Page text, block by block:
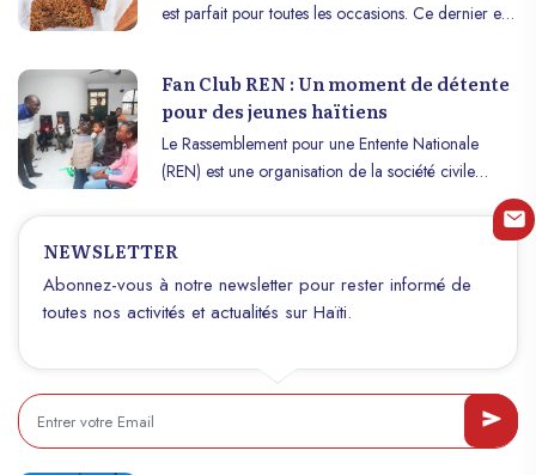
est parfait pour toutes les occasions. Ce dernier est
facile à suivre pour préparer ce délicieux dessert.
Fan Club REN : Un moment de détente
pour des jeunes haïtiens
Le Rassemblement pour une Entente Nationale
(REN) est une organisation de la société civile
haïtienne qui œuvre activement pour une Haïti plus
juste, inclusive et prospère. Elle croit fermement que
la transformation du pays passe par l’implication de
ses citoyens, en particulier les jeunes et les femmes,
qui constituent les piliers de demain, notamment, en
au sein de la population Haïtienne. C’est dans cette
vision qu’elle concentre ses efforts sur la formation,
la sensibilisation et la mobilisation de ces groupes
clés, afin de les amener à prendre conscience de
NEWSLETTER
Abonnez-vous à notre newsletter pour rester informé de
toutes nos activités et actualités sur Haïti.